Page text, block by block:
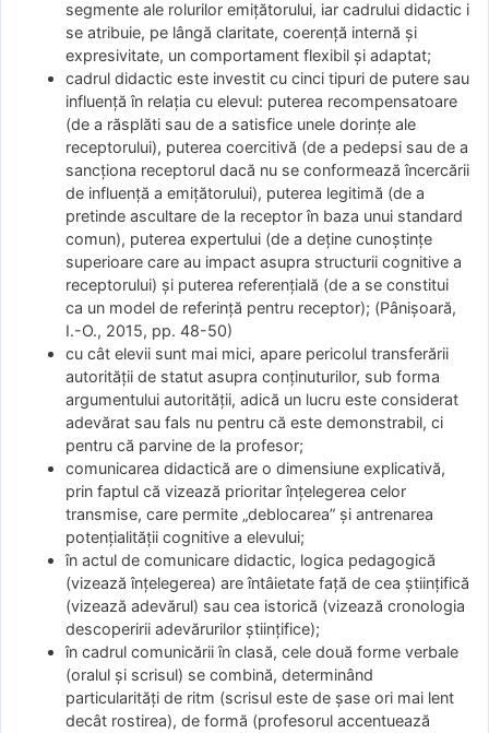
segmente ale rolurilor emiţătorului, iar cadrului didactic i
se atribuie, pe lângă claritate, coerenţă internă şi
expresivitate, un comportament flexibil şi adaptat;
cadrul didactic este investit cu cinci tipuri de putere sau
influenţă în relaţia cu elevul: puterea recompensatoare
(de a răsplăti sau de a satisfice unele dorinţe ale
receptorului), puterea coercitivă (de a pedepsi sau de a
sancţiona receptorul dacă nu se conformează încercării
de influenţă a emiţătorului), puterea legitimă (de a
pretinde ascultare de la receptor în baza unui standard
comun), puterea expertului (de a deţine cunoştinţe
superioare care au impact asupra structurii cognitive a
receptorului) şi puterea referenţială (de a se constitui
ca un model de referinţă pentru receptor); (Pânişoară,
I.-O., 2015, pp. 48-50)
cu cât elevii sunt mai mici, apare pericolul transferării
autorităţii de statut asupra conţinuturilor, sub forma
argumentului autorităţii, adică un lucru este considerat
adevărat sau fals nu pentru că este demonstrabil, ci
pentru că parvine de la profesor;
comunicarea didactică are o dimensiune explicativă,
prin faptul că vizează prioritar înţelegerea celor
transmise, care permite „deblocarea” şi antrenarea
potenţialităţii cognitive a elevului;
în actul de comunicare didactic, logica pedagogică
(vizează înţelegerea) are întâietate faţă de cea ştiinţifică
(vizează adevărul) sau cea istorică (vizează cronologia
descoperirii adevărurilor ştiinţifice);
în cadrul comunicării în clasă, cele două forme verbale
(oralul şi scrisul) se combină, determinând
particularităţi de ritm (scrisul este de şase ori mai lent
decât rostirea), de formă (profesorul accentuează